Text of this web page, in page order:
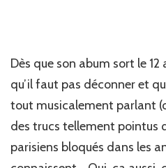
Dès que son abum sort le 12
qu’il faut pas déconner et
tout musicalement parlant
des trucs tellement pointus
parisiens bloqués dans les